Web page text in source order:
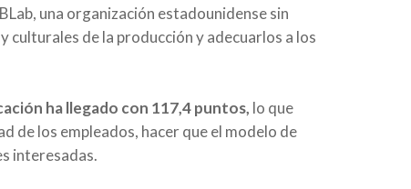
una organización estadounidense sin
culturales de la producción y adecuarlos a los
ha llegado con 117,4 puntos, lo que
de los empleados, hacer que el modelo de
interesadas.